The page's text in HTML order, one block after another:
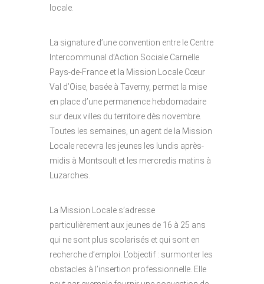
locale.
La signature d’une convention entre le Centre
Intercommunal d’Action Sociale Carnelle
Pays-de-France et la Mission Locale Cœur
Val d’Oise, basée à Taverny, permet la mise
en place d’une permanence hebdomadaire
sur deux villes du territoire dès novembre.
Toutes les semaines, un agent de la Mission
Locale recevra les jeunes les lundis après-
midis à Montsoult et les mercredis matins à
Luzarches.
La Mission Locale s’adresse
particulièrement aux jeunes de 16 à 25 ans
qui ne sont plus scolarisés et qui sont en
recherche d’emploi. L’objectif : surmonter les
obstacles à l’insertion professionnelle. Elle